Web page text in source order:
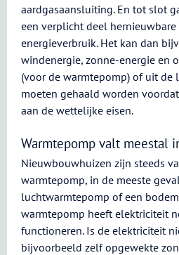
aardgasaansluiting. En tot slot
een verplicht deel
energieverbruik. Het kan dan
windenergie, zonne-energie en
(voor de warmtepomp) of uit de
moeten gehaald worden
aan de wettelijke eisen.
Warmtepomp valt meestal
Nieuwbouwhuizen zijn steeds
warmtepomp, in de meeste
luchtwarmtepomp of een
warmtepomp heeft elektriciteit
functioneren. Is de elektriciteit
bijvoorbeeld zelf opgewekte